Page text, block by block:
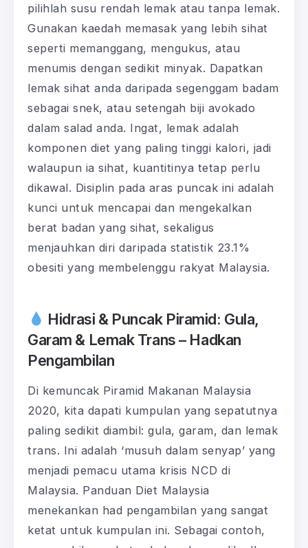
pilihlah susu rendah lemak atau tanpa lemak.
Gunakan kaedah memasak yang lebih sihat
seperti memanggang, mengukus, atau
menumis dengan sedikit minyak. Dapatkan
lemak sihat anda daripada segenggam badam
sebagai snek, atau setengah biji avokado
dalam salad anda. Ingat, lemak adalah
komponen diet yang paling tinggi kalori, jadi
walaupun ia sihat, kuantitinya tetap perlu
dikawal. Disiplin pada aras puncak ini adalah
kunci untuk mencapai dan mengekalkan
berat badan yang sihat, sekaligus
menjauhkan diri daripada statistik 23.1%
obesiti yang membelenggu rakyat Malaysia.
Hidrasi & Puncak Piramid: Gula,
Garam & Lemak Trans – Hadkan
Pengambilan
Di kemuncak Piramid Makanan Malaysia
2020, kita dapati kumpulan yang sepatutnya
paling sedikit diambil: gula, garam, dan lemak
trans. Ini adalah ‘musuh dalam senyap’ yang
menjadi pemacu utama krisis NCD di
Malaysia. Panduan Diet Malaysia
menekankan had pengambilan yang sangat
ketat untuk kumpulan ini. Sebagai contoh,